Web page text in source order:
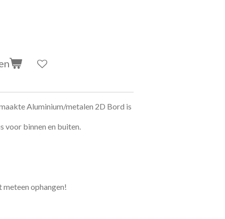
Aluminium/metalen 2D Bord is
voor binnen en buiten.
ophangen!